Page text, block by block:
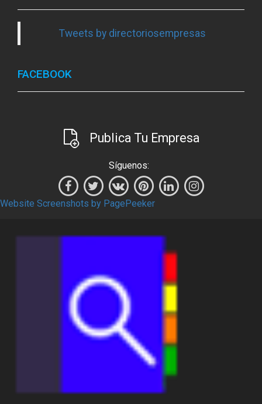
Tweets by directoriosempresas
FACEBOOK
Publica Tu Empresa
Síguenos:
Website Screenshots by PagePeeker